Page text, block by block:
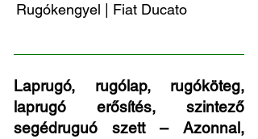
Rugókengyel | Fiat Ducato
Laprugó, rugólap, rugóköteg,
laprugó erősítés, szintező
segédruguó szett – Azonnal,